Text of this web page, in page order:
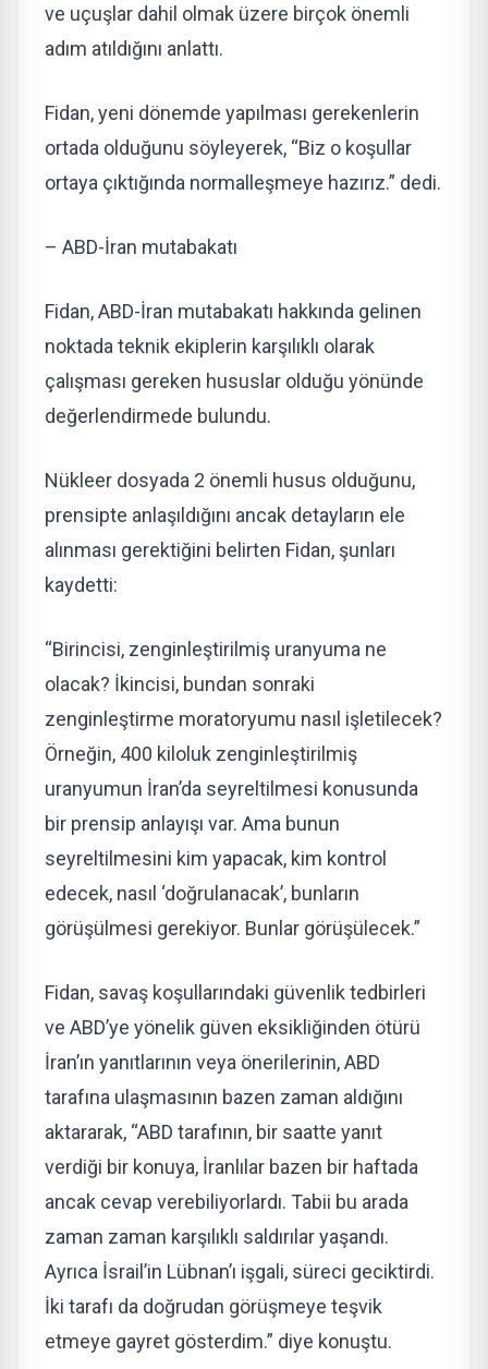
ve uçuşlar dahil olmak üzere birçok önemli
adım atıldığını anlattı.
Fidan, yeni dönemde yapılması gerekenlerin
ortada olduğunu söyleyerek, “Biz o koşullar
ortaya çıktığında normalleşmeye hazırız.” dedi.
– ABD-İran mutabakatı
Fidan, ABD-İran mutabakatı hakkında gelinen
noktada teknik ekiplerin karşılıklı olarak
çalışması gereken hususlar olduğu yönünde
değerlendirmede bulundu.
Nükleer dosyada 2 önemli husus olduğunu,
prensipte anlaşıldığını ancak detayların ele
alınması gerektiğini belirten Fidan, şunları
kaydetti:
“Birincisi, zenginleştirilmiş uranyuma ne
olacak? İkincisi, bundan sonraki
zenginleştirme moratoryumu nasıl işletilecek?
Örneğin, 400 kiloluk zenginleştirilmiş
uranyumun İran’da seyreltilmesi konusunda
bir prensip anlayışı var. Ama bunun
seyreltilmesini kim yapacak, kim kontrol
edecek, nasıl ‘doğrulanacak’, bunların
görüşülmesi gerekiyor. Bunlar görüşülecek.”
Fidan, savaş koşullarındaki güvenlik tedbirleri
ve ABD’ye yönelik güven eksikliğinden ötürü
İran’ın yanıtlarının veya önerilerinin, ABD
tarafına ulaşmasının bazen zaman aldığını
aktararak, “ABD tarafının, bir saatte yanıt
verdiği bir konuya, İranlılar bazen bir haftada
ancak cevap verebiliyorlardı. Tabii bu arada
zaman zaman karşılıklı saldırılar yaşandı.
Ayrıca İsrail’in Lübnan’ı işgali, süreci geciktirdi.
İki tarafı da doğrudan görüşmeye teşvik
etmeye gayret gösterdim.” diye konuştu.